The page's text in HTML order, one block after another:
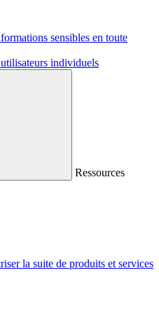
sensibles en toute
individuels
Ressources
la suite de produits et services